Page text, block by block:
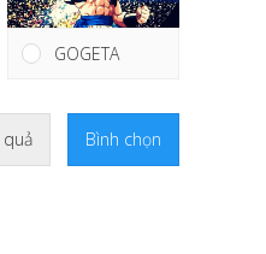
GOGETA
quả Bình chọn